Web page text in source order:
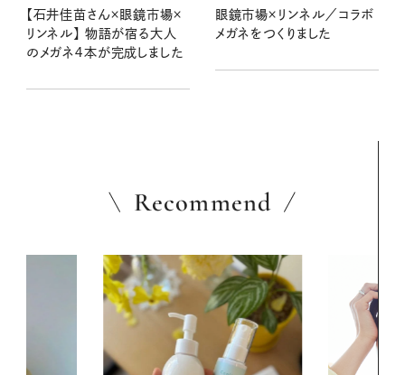
【石井佳苗さん×眼鏡市場×
リンネル】 物語が宿る大人
のメガネ４本が完成しました
眼鏡市場×リンネル／コラボ
メガネをつくりました
Recommend